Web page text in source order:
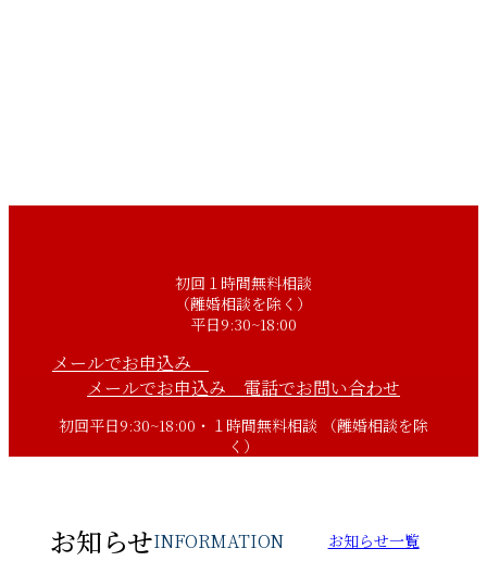
初回１時間無料相談
（離婚相談を除く）
平日9:30~18:00
メールでお申込み
メールでお申込み 電話でお問い合わせ
初回平日9:30~18:00・１時間無料相談 （離婚相談を除
く）
お知らせINFORMATION お知らせ一覧